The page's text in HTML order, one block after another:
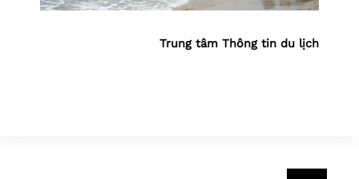
Trung tâm Thông tin du lịch